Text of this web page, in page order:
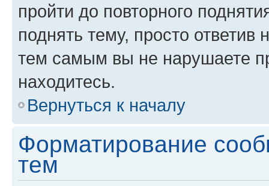
пройти до повторного
поднять тему, просто ответив
тем самым вы не нарушаете
находитесь.
Вернуться к началу
Форматирование
тем